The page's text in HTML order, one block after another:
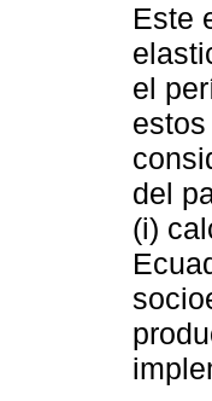
Este
el
del
(i)